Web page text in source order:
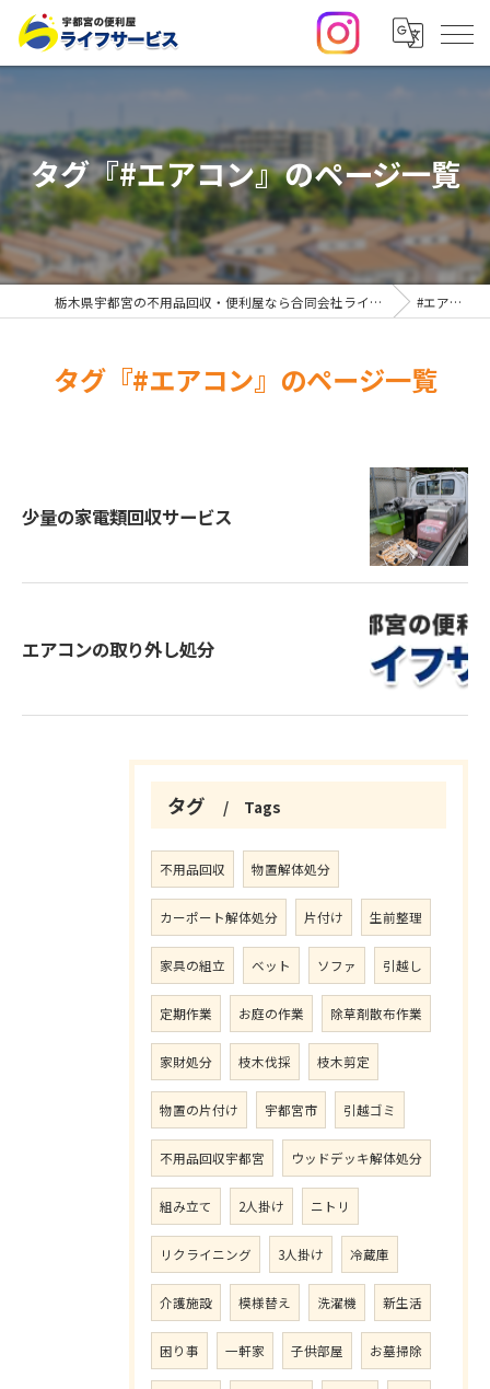
タグ『#エアコン』のページ一覧
栃木県宇都宮の不用品回収・便利屋なら合同会社ライフサービス #エアコン
タグ『#エアコン』のページ一覧
少量の家電類回収サービス
エアコンの取り外し処分
タグ Tags
不用品回収 物置解体処分
カーポート解体処分 片付け 生前整理
家具の組立 ベット ソファ 引越し
定期作業 お庭の作業 除草剤散布作業
家財処分 枝木伐採 枝木剪定
物置の片付け 宇都宮市 引越ゴミ
不用品回収宇都宮 ウッドデッキ解体処分
組み立て 2人掛け ニトリ
リクライニング 3人掛け 冷蔵庫
介護施設 模様替え 洗濯機 新生活
困り事 一軒家 子供部屋 お墓掃除